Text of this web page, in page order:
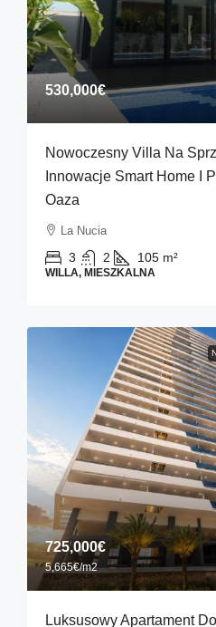
530,000€
Nowoczesny Villa Na
Innowacje Smart Home I
Oaza
La Nucia
3 2 105 m²
WILLA, MIESZKALNA
725,000€
5,665€/m2
Luksusowy Apartament